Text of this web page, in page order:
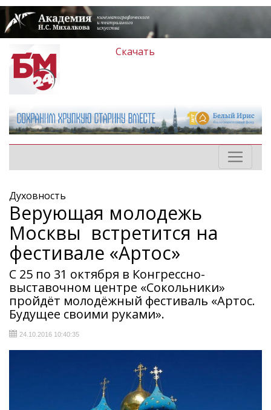
Скачать
Духовность
Верующая молодежь
Москвы встретится на
фестивале «Артос»
С 25 по 31 октября в Конгрессно-
выставочном центре «Сокольники»
пройдёт молодёжный фестиваль «Артос.
Будущее своими руками».
24.10.2016 10:40:35